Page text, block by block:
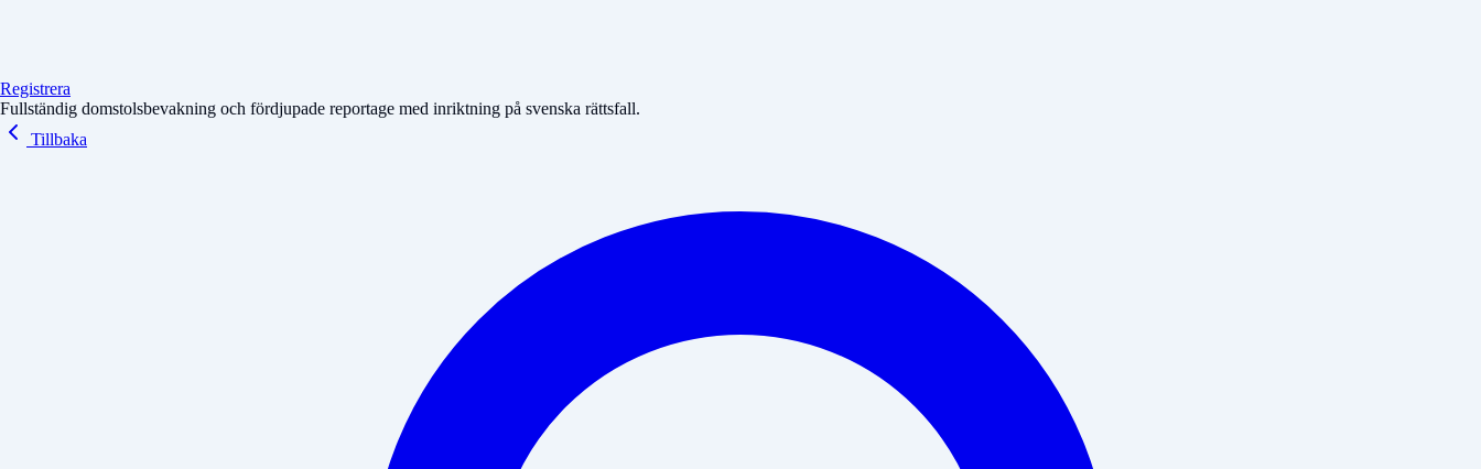
Registrera
Fullständig domstolsbevakning och fördjupade reportage med inriktning på svenska rättsfall.
Tillbaka